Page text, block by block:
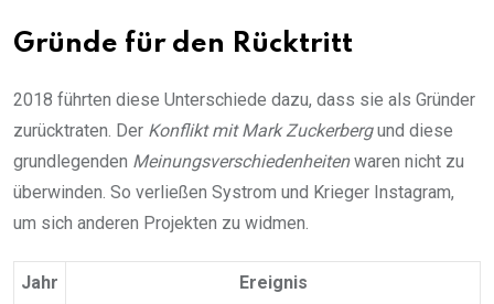
Gründe für den Rücktritt
2018 führten diese Unterschiede dazu, dass sie als Gründer
zurücktraten. Der Konflikt mit Mark Zuckerbergund diese
grundlegenden Meinungsverschiedenheitenwaren nicht zu
überwinden. So verließen Systrom und Krieger Instagram,
um sich anderen Projekten zu widmen.
Jahr Ereignis